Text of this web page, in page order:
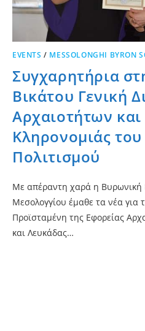
EVENTS / MESSOLONGHI BYRON
Συγχαρητήρια
Βικάτου Γενική
Αρχαιοτήτων και
Κληρονομιάς
Πολιτισμού
Με απέραντη χαρά η Βυρωνική
Μεσολογγίου έμαθε τα νέα
Προϊσταμένη της Εφορείας
και Λευκάδας…